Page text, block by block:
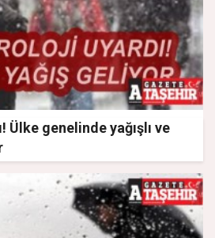
genelinde yağışlı ve